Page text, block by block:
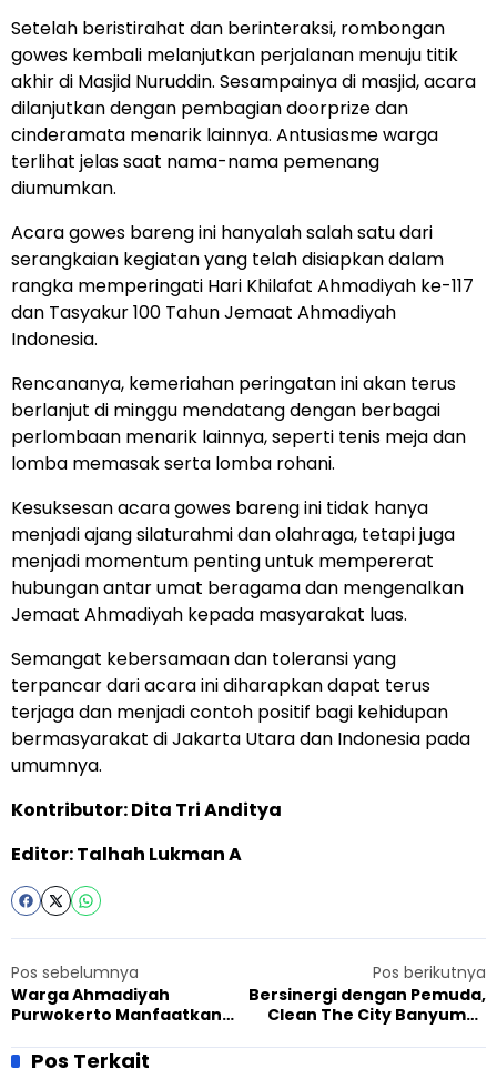
Setelah beristirahat dan berinteraksi, rombongan
gowes kembali melanjutkan perjalanan menuju titik
akhir di Masjid Nuruddin. Sesampainya di masjid, acara
dilanjutkan dengan pembagian doorprize dan
cinderamata menarik lainnya. Antusiasme warga
terlihat jelas saat nama-nama pemenang
diumumkan.
Acara gowes bareng ini hanyalah salah satu dari
serangkaian kegiatan yang telah disiapkan dalam
rangka memperingati Hari Khilafat Ahmadiyah ke-117
dan Tasyakur 100 Tahun Jemaat Ahmadiyah
Indonesia.
Rencananya, kemeriahan peringatan ini akan terus
berlanjut di minggu mendatang dengan berbagai
perlombaan menarik lainnya, seperti tenis meja dan
lomba memasak serta lomba rohani.
Kesuksesan acara gowes bareng ini tidak hanya
menjadi ajang silaturahmi dan olahraga, tetapi juga
menjadi momentum penting untuk mempererat
hubungan antar umat beragama dan mengenalkan
Jemaat Ahmadiyah kepada masyarakat luas.
Semangat kebersamaan dan toleransi yang
terpancar dari acara ini diharapkan dapat terus
terjaga dan menjadi contoh positif bagi kehidupan
bermasyarakat di Jakarta Utara dan Indonesia pada
umumnya.
Kontributor: Dita Tri Anditya
Editor: Talhah Lukman A
Pos sebelumnya
Warga Ahmadiyah
Purwokerto Manfaatkan
Pameran Buku dan Al-
Pos berikutnya
Bersinergi dengan Pemuda,
Clean The City Banyumas
Rokok di Alun-Alun
Pos Terkait